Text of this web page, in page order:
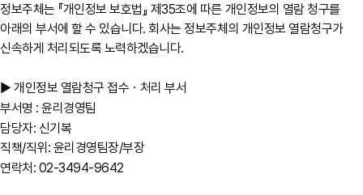
정보주체는 『개인정보 보호법』 제35조에 따른 개인정보의 열람 청구를
아래의 부서에 할 수 있습니다. 회사는 정보주체의 개인정보 열람청구가
신속하게 처리되도록 노력하겠습니다.
▶ 개인정보 열람청구 접수ㆍ처리 부서
부서명 : 윤리경영팀
담당자: 신기복
직책/직위: 윤리경영팀장/부장
연락처: 02-3494-9642